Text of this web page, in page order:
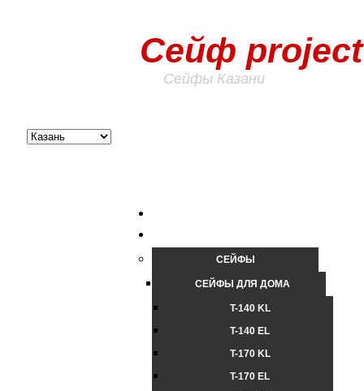
Сейф project
Сейфы Казани
СЕЙФЫ
СЕЙФЫ ДЛЯ ДОМА
T-140 KL
T-140 ЕL
T-170 KL
T-170 ЕL